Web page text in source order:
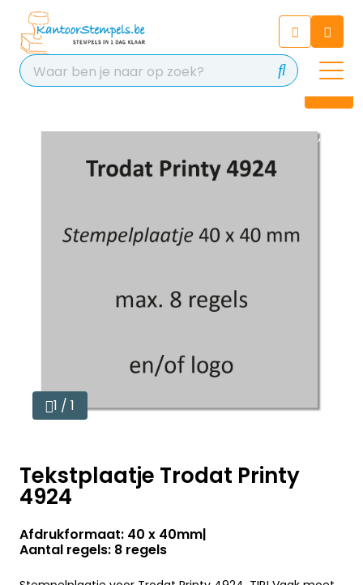
Chat 24/7 met onze chatbot
voor hulp
Contact
1 / 1
Tekstplaatje Trodat Printy
4924
Afdrukformaat: 40 x 40mm
Aantal regels: 8 regels